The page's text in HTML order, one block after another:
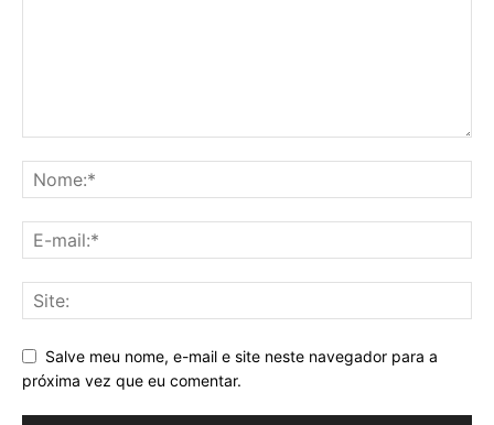
Salve meu nome, e-mail e site neste navegador para a
próxima vez que eu comentar.